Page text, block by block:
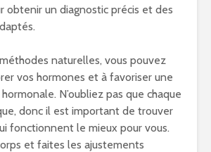
obtenir un diagnostic précis et des
naturelles, vous pouvez
vos hormones et à favoriser une
N’oubliez pas que chaque
donc il est important de trouver
fonctionnent le mieux pour vous.
et faites les ajustements